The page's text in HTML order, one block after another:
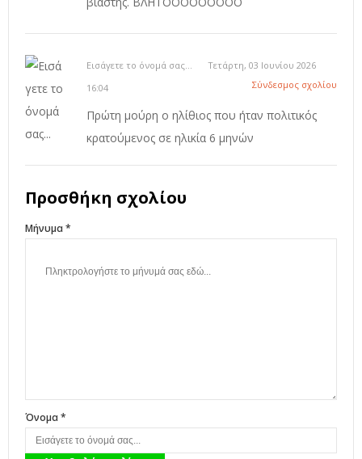
Εισάγετε το όνομά σας...
Τετάρτη, 03 Ιουνίου 2026
16:04
Σύνδεσμος σχολίου
Πρώτη μούρη ο ηλίθιος που ήταν πολιτικός
κρατούμενος σε ηλικία 6 μηνών
Προσθήκη σχολίου
Μήνυμα *
Όνομα *